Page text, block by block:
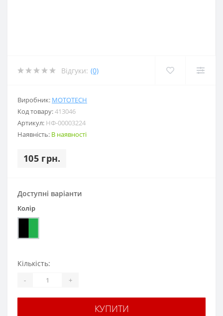
Відгуки: (0)
Виробник: MOTOTECH
Код товару:413046
Артикул: НФ-00003224
Наявність: В наявності
105 грн.
Доступні варіанти
Колір
Кількість:
- +
КУПИТИ